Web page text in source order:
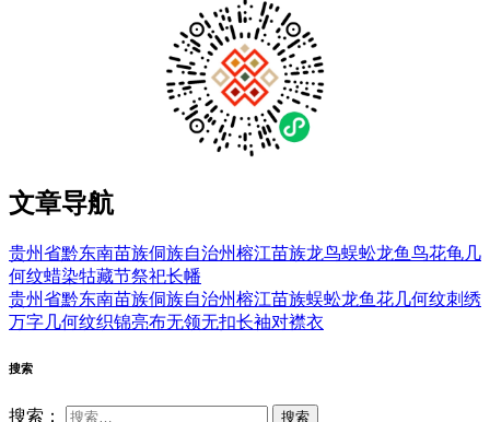
文章导航
贵州省黔东南苗族侗族自治州榕江苗族龙鸟蜈蚣龙鱼鸟花龟几
何纹蜡染牯藏节祭祀长幡
贵州省黔东南苗族侗族自治州榕江苗族蜈蚣龙鱼花几何纹刺绣
万字几何纹织锦亮布无领无扣长袖对襟衣
搜索
搜索：